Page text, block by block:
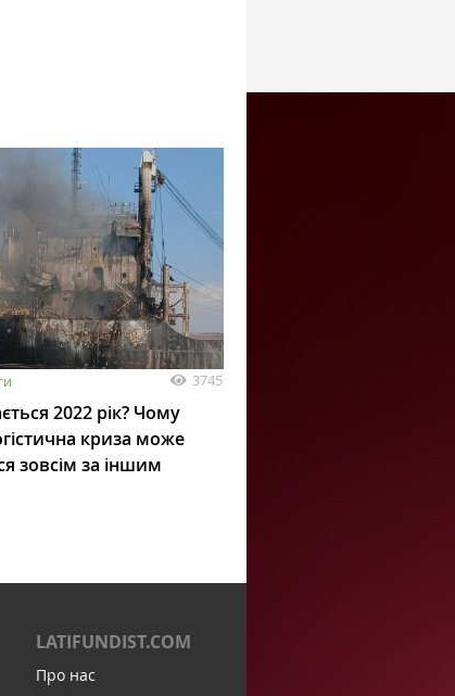
3745
2022 рік? Чому
криза може
зовсім за іншим
LATIFUNDIST.COM
Про нас